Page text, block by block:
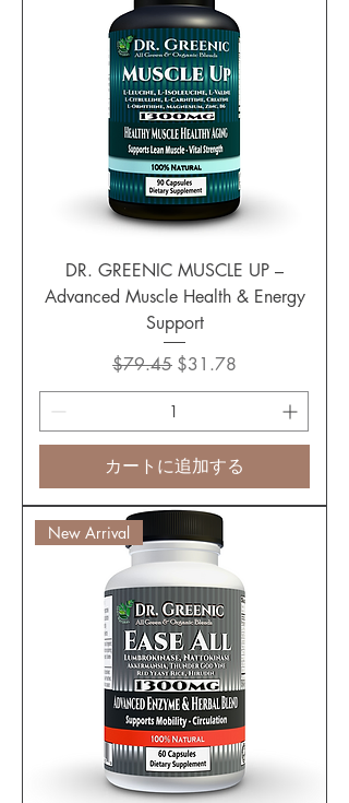
DR. GREENIC MUSCLE UP –
Advanced Muscle Health & Energy
Support
通常価格
$79.45 セール価格
$31.78
カートに追加する
New Arrival